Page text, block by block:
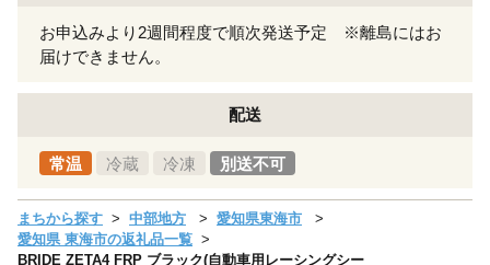
お申込みより2週間程度で順次発送予定 ※離島にはお
届けできません。
配送
常温 冷蔵 冷凍 別送不可
まちから探す 中部地方
愛知県東海市
愛知県 東海市の返礼品一覧
BRIDE ZETA4 FRP ブラック(自動車用レーシングシー